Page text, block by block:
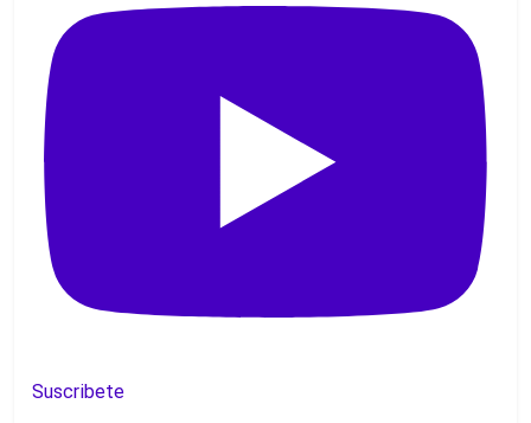
Suscribete